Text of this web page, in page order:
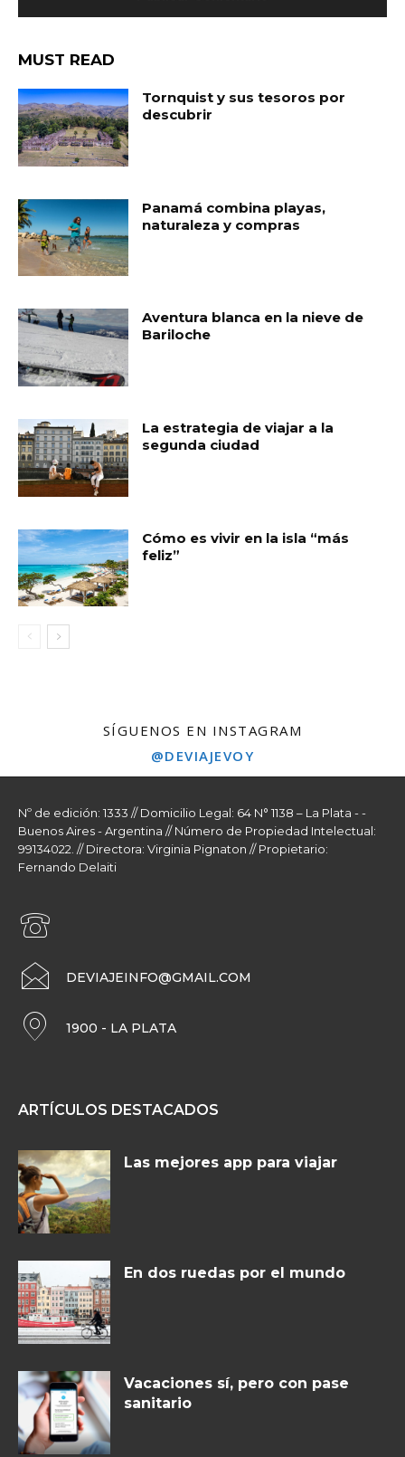
MUST READ
Tornquist y sus tesoros por
descubrir
Panamá combina playas,
naturaleza y compras
Aventura blanca en la nieve de
Bariloche
La estrategia de viajar a la
segunda ciudad
Cómo es vivir en la isla “más
feliz”
SÍGUENOS EN INSTAGRAM
@DEVIAJEVOY
Nº de edición: 1333 // Domicilio Legal: 64 N° 1138 – La Plata - -
Buenos Aires - Argentina // Número de Propiedad Intelectual:
99134022. // Directora: Virginia Pignaton // Propietario:
Fernando Delaiti
DEVIAJEINFO@GMAIL.COM
1900 - LA PLATA
ARTÍCULOS DESTACADOS
Las mejores app para viajar
En dos ruedas por el mundo
Vacaciones sí, pero con pase
sanitario